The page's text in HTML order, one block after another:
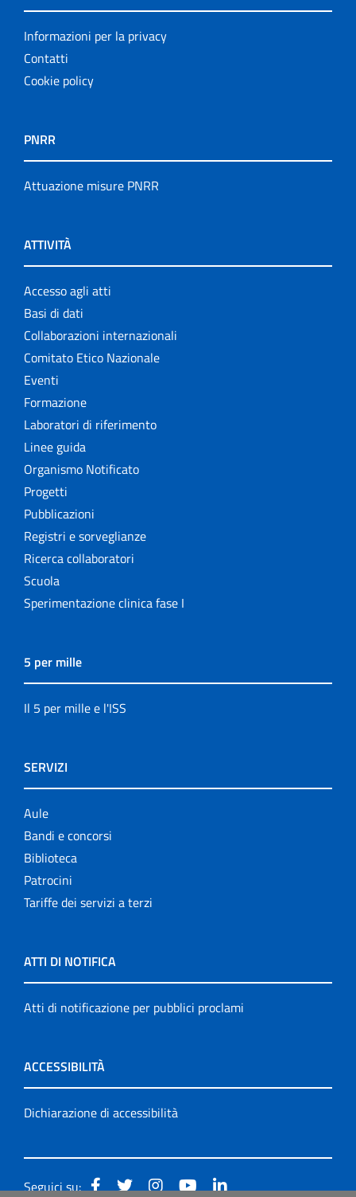
Informazioni per la privacy
Contatti
Cookie policy
PNRR
Attuazione misure PNRR
ATTIVITÀ
Accesso agli atti
Basi di dati
Collaborazioni internazionali
Comitato Etico Nazionale
Eventi
Formazione
Laboratori di riferimento
Linee guida
Organismo Notificato
Progetti
Pubblicazioni
Registri e sorveglianze
Ricerca collaboratori
Scuola
Sperimentazione clinica fase I
5 per mille
Il 5 per mille e l'ISS
SERVIZI
Aule
Bandi e concorsi
Biblioteca
Patrocini
Tariffe dei servizi a terzi
ATTI DI NOTIFICA
Atti di notificazione per pubblici proclami
ACCESSIBILITÀ
Dichiarazione di accessibilità
Seguici su: